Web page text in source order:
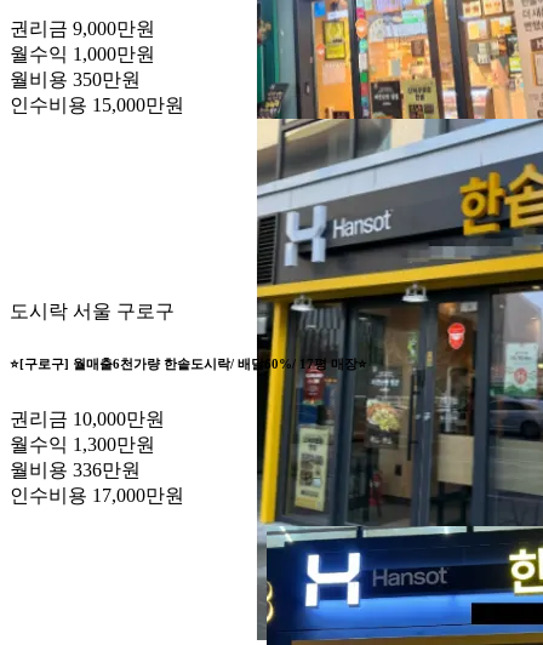
권리금 9,000만원
월수익 1,000만원
월비용 350만원
인수비용 15,000만원
도시락 서울 구로구
⭐️[구로구] 월매출6천가량 한솥도시락/ 배달60%/ 17평 매장⭐️
권리금 10,000만원
월수익 1,300만원
월비용 336만원
인수비용 17,000만원